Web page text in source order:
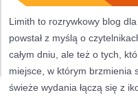
Limith to rozrywkowy blog
powstał z myślą o
całym dniu, ale też o tych,
miejsce, w którym brzmienia
świeże wydania łączą się z